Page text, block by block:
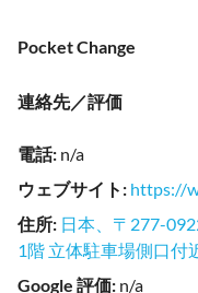
Pocket Change
連絡先／評価
電話: n/a
ウェブサイト : https://
住所: 日本、〒277-
1階 立体駐車場側口付
Google 評価: n/a